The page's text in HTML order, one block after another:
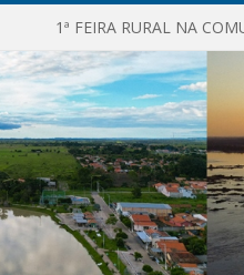
1ª FEIRA RURAL NA